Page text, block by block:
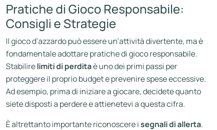
Pratiche di Gioco Responsabile:
Consigli e Strategie
Il gioco d’azzardo può essere un’attività divertente, ma è
fondamentale adottare pratiche di gioco responsabile.
Stabilirelimiti di perditaè uno dei primi passi per
proteggere il proprio budget e prevenire spese eccessive.
Ad esempio, prima di iniziare a giocare, decidete quanto
siete disposti a perdere e attienetevi a questa cifra.
È altrettanto importante riconoscere isegnali di allerta.